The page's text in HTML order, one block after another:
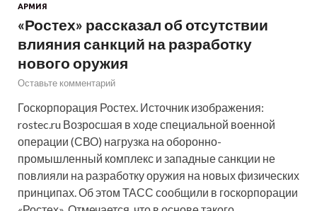
АРМИЯ
«Ростех» рассказал об отсутствии
влияния санкций на разработку
нового оружия
Оставьте комментарий
Госкорпорация Ростех. Источник изображения:
rostec.ru Возросшая в ходе специальной военной
операции (СВО) нагрузка на оборонно-
промышленный комплекс и западные санкции не
повлияли на разработку оружия на новых физических
принципах. Об этом ТАСС сообщили в госкорпорации